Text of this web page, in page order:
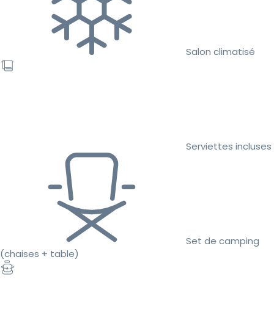
Salon climatisé
Serviettes incluses
Set de camping
(chaises + table)